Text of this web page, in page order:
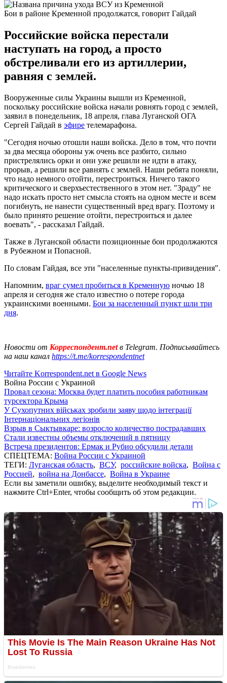
Бои в районе Кременной продолжатся, говорит Гайдай
Российские войска перестали
наступать на город, а просто
обстреливали его из артиллерии,
равняя с землей.
Вооруженные силы Украины вышли из Кременной,
поскольку российские войска начали ровнять город с землей,
заявил в понедельник, 18 апреля, глава Луганской ОГА
Сергей Гайдай в эфире телемарафона.
"Сегодня ночью отошли наши войска. Дело в том, что почти
за два месяца обороны уж очень все разбито, сильно
пристрелялись орки и они уже решили не идти в атаку,
прорыв, а решили все равнять с землей. Наши ребята поняли,
что надо немного отойти, перестроиться. Ничего такого
критического и сверхъестественного в этом нет. "Зраду" не
надо искать просто нет смысла стоять на одном месте и всем
погибнуть, не нанести существенный вред врагу. Поэтому и
было принято решение отойти, перестроиться и далее
воевать", - рассказал Гайдай.
Также в Луганской области позиционные бои продолжаются
в Рубежном и Попасной.
По словам Гайдая, все эти "населенные пункты-привидения".
Напомним, враг сумел пробиться в Кременную ночью 18
апреля и сегодня же стало известно о потере города
украинскими военными. Бои за населенный пункт шли три
дня.
Новости от Корреспондент.netв Telegram. Подписывайтесь
на наш канал https://t.me/korrespondentnet
Читайте Korrespondent.net в Google News
Война России с Украиной
Провал сезона: Москва будет платить пособия работникам
турсектора Крыма
У Сухопутних військах зробили заяву щодо інтеграції
Інтернаціональних легіонів
Взрыв в Сыктывкаре: возросло количество пострадавших
Стали известны объемы отключений в пятницу
Встреча президентов: Ермак и Рубио обсудили детали
СПЕЦТЕМА: Война России с Украиной
ТЕГИ: Луганская область, ВСУ, российские войска, Война с
Россией, война на Донбассе, Война в Украине
Если вы заметили ошибку, выделите необходимый текст и
нажмите Ctrl+Enter, чтобы сообщить об этом редакции.